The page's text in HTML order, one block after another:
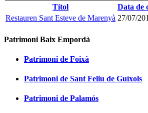
Títol
Data de
Restauren Sant Esteve de Marenyà 27/07/
Patrimoni Baix Empordà
Patrimoni de Foixà
Patrimoni de Sant Feliu de Guíxols
Patrimoni de Palamós